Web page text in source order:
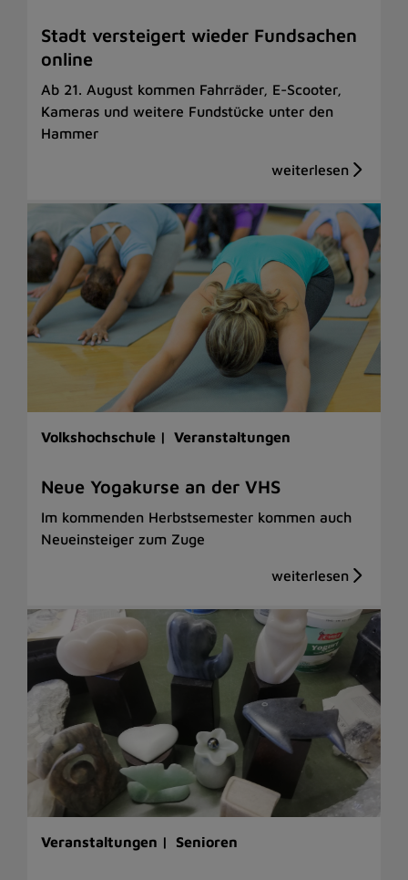
Stadt versteigert wieder Fundsachen
online
Ab 21. August kommen Fahrräder, E-Scooter,
Kameras und weitere Fundstücke unter den
Hammer
Volkshochschule | Veranstaltungen
Neue Yogakurse an der VHS
Im kommenden Herbstsemester kommen auch
Neueinsteiger zum Zuge
Veranstaltungen | Senioren